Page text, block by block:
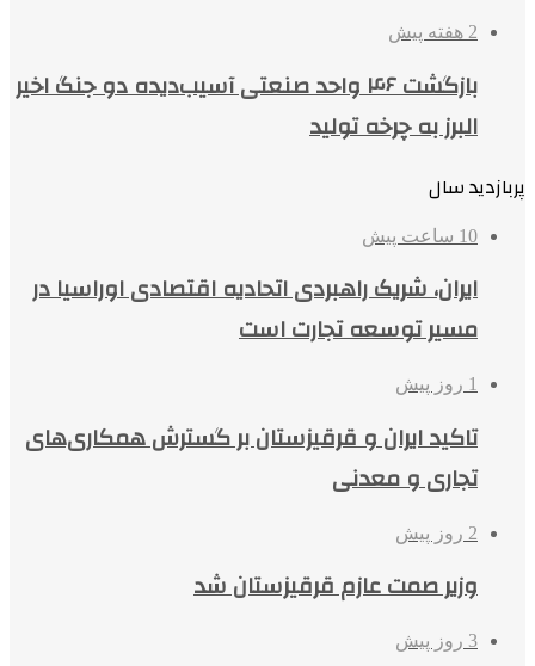
2 هفته پیش
بازگشت ۴۶ واحد صنعتی آسیب‌دیده دو جنگ اخیر
البرز به چرخه تولید
پربازدید سال
10 ساعت پیش
ایران، شریک راهبردی اتحادیه اقتصادی اوراسیا در
مسیر توسعه تجارت است
1 روز پیش
تاکید ایران و قرقیزستان بر گسترش همکاری‌های
تجاری و معدنی
2 روز پیش
وزیر صمت عازم قرقیزستان شد
3 روز پیش